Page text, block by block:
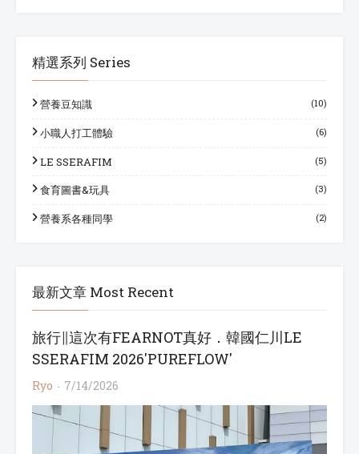
精選系列 Series
營養豆知識 (10)
小職人打工體驗 (6)
LE SSERAFIM (5)
食育圖書&玩具 (3)
營養系各種同學 (2)
最新文章 Most Recent
旅行∥這次有FEARNOT真好．韓國仁川LE
SSERAFIM 2026'PUREFLOW'
Ryo 7/14/2026